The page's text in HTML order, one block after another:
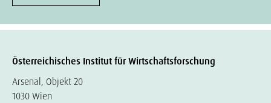
Österreichisches Institut für Wirtschaftsforschung
Arsenal, Objekt 20
1030 Wien